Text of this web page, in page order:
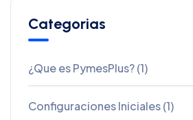
Categorias
¿Que es PymesPlus? (1)
Configuraciones Iniciales (1)